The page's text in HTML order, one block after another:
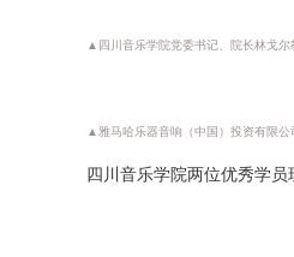
▲四川音乐学院党委书记、院长林戈尔
▲雅马哈乐器音响（中国）投资有限
四川音乐学院两位优秀学员